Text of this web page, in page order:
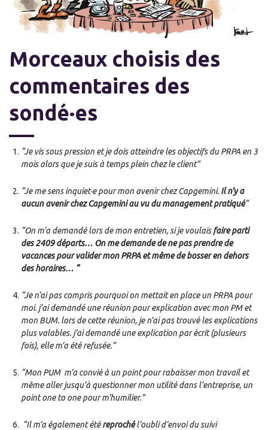
Morceaux choisis des
commentaires des
sondé·es
“Je vis sous pression et je dois atteindre les objectifs du PRPA en 3
mois alors que je suis à temps plein chez le client”
“Je me sens inquiet·e pour mon avenir chez Capgemini. Il n’y a
aucun avenir chezCapgemini au vu du management pratiqué“
“On m’a demandé lors de mon entretien, si je voulaisfaire parti
des 2409 départs… On me demande de ne pas prendre de
vacances pour valider mon PRPA et même de bosser en dehors
des horaires… “
“Je n’ai pas compris pourquoi on mettait en place un PRPA pour
moi. j’ai demandé une réunion pour explication avec mon PM et
mon BUM. lors de cette réunion, je n’ai pas trouvé les explications
plus valables. j’ai demandé une explication par écrit (plusieurs
fois), elle m’a été refusée.”
“Mon PUM m’a conviéà un point pour rabaisser mon travail et
même aller jusqu’à questionner mon utilité dans l’entreprise, un
point one to one pour m’humilier.”
“Il m’a également étéreprochél’oubli d’envoi du suivi